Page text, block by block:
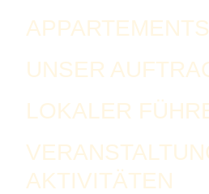
APPARTEMENTS
UNSER
LOKALER
AKTIVITÄTEN